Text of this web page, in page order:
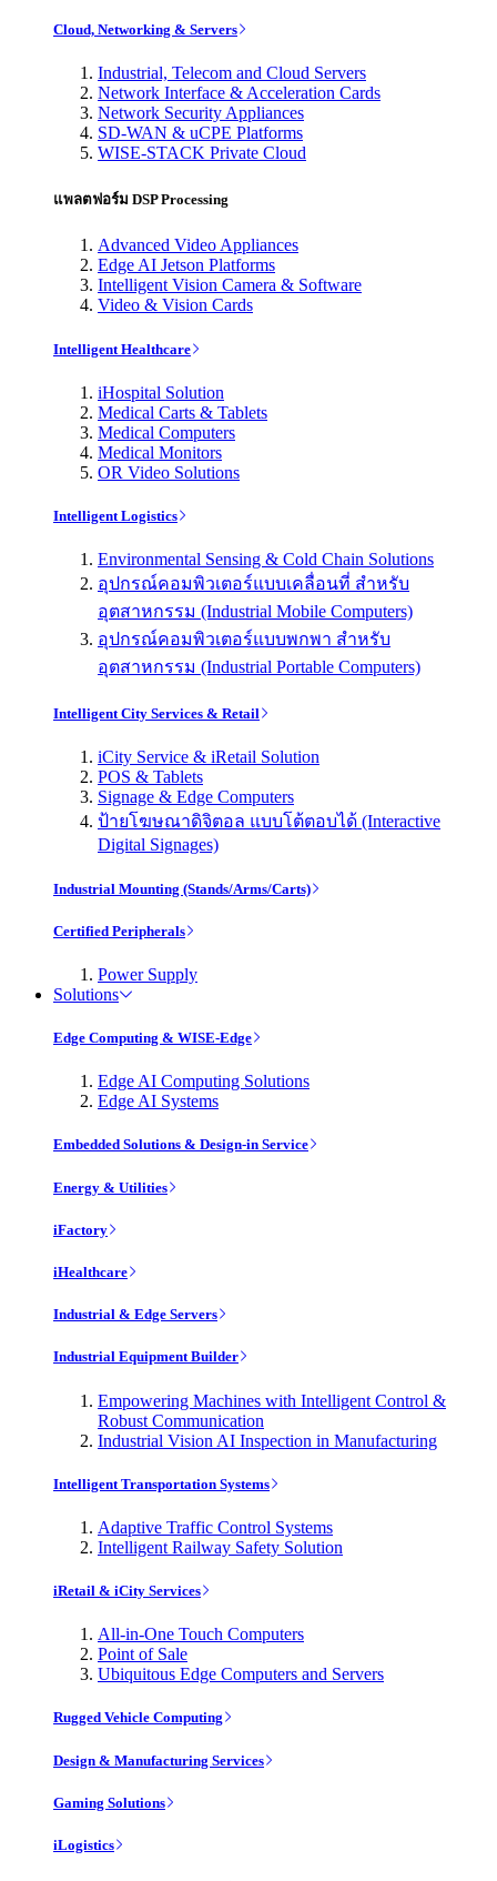
Cloud, Networking & Servers
Industrial, Telecom and Cloud Servers
Network Interface & Acceleration Cards
Network Security Appliances
SD-WAN & uCPE Platforms
WISE-STACK Private Cloud
แพลตฟอร์ม DSP Processing
Advanced Video Appliances
Edge AI Jetson Platforms
Intelligent Vision Camera & Software
Video & Vision Cards
Intelligent Healthcare
iHospital Solution
Medical Carts & Tablets
Medical Computers
Medical Monitors
OR Video Solutions
Intelligent Logistics
Environmental Sensing & Cold Chain Solutions
อุปกรณ์คอมพิวเตอร์แบบเคลื่อนที่ สำหรับ
อุตสาหกรรม (Industrial Mobile Computers)
อุปกรณ์คอมพิวเตอร์แบบพกพา สำหรับ
อุตสาหกรรม (Industrial Portable Computers)
Intelligent City Services & Retail
iCity Service & iRetail Solution
POS & Tablets
Signage & Edge Computers
ป้ายโฆษณาดิจิตอล แบบโต้ตอบได้ (Interactive
Digital Signages)
Industrial Mounting (Stands/Arms/Carts)
Certified Peripherals
Power Supply
Solutions
Edge Computing & WISE-Edge
Edge AI Computing Solutions
Edge AI Systems
Embedded Solutions & Design-in Service
Energy & Utilities
iFactory
iHealthcare
Industrial & Edge Servers
Industrial Equipment Builder
Empowering Machines with Intelligent Control &
Robust Communication
Industrial Vision AI Inspection in Manufacturing
Intelligent Transportation Systems
Adaptive Traffic Control Systems
Intelligent Railway Safety Solution
iRetail & iCity Services
All-in-One Touch Computers
Point of Sale
Ubiquitous Edge Computers and Servers
Rugged Vehicle Computing
Design & Manufacturing Services
Gaming Solutions
iLogistics